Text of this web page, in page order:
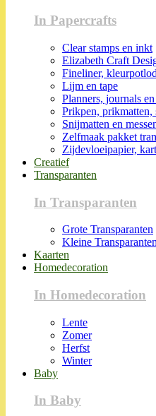
In Papercrafts
Clear stamps en inkt
Elizabeth Craft
Fineliner,
Lijm en tape
Planners, journals
Prikpen, prikmatten,
Snijmatten en
Zelfmaak pakket
Zijdevloeipapier,
Creatief
Transparanten
In Transparanten
Grote Transparanten
Kleine Transparanten
Kaarten
Homedecoration
In Homedecoration
Lente
Zomer
Herfst
Winter
Baby
In Baby